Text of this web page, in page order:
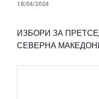
18/04/2024
ИЗБОРИ ЗА
СЕВЕРНА